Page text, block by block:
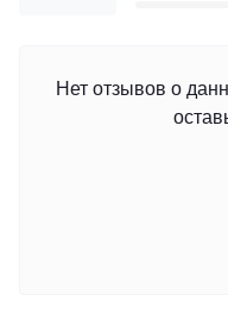
Нет отзывов о